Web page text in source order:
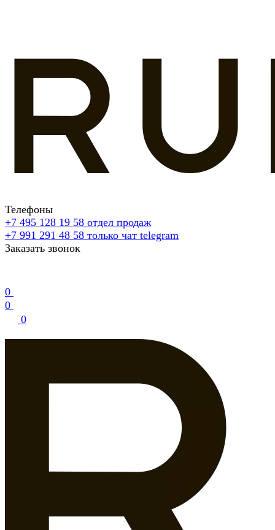
Телефоны
+7 495 128 19 58 отдел продаж
+7 991 291 48 58 только чат telegram
Заказать звонок
0
0
0